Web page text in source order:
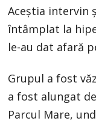
Aceștia intervin
întâmplat la
le-au dat afară
Grupul a fost
a fost alungat
Parcul Mare,